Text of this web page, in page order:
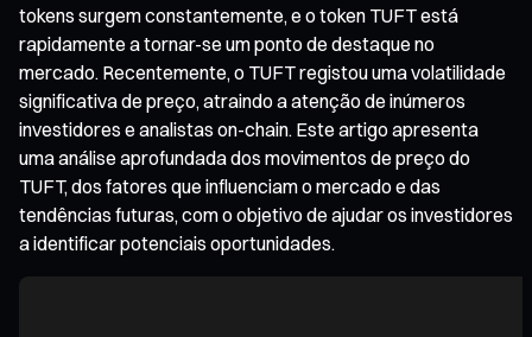
tokens surgem constantemente, e o token TUFT está
rapidamente a tornar-se um ponto de destaque no
mercado. Recentemente, o TUFT registou uma volatilidade
significativa de preço, atraindo a atenção de inúmeros
investidores e analistas on-chain. Este artigo apresenta
uma análise aprofundada dos movimentos de preço do
TUFT, dos fatores que influenciam o mercado e das
tendências futuras, com o objetivo de ajudar os investidores
a identificar potenciais oportunidades.